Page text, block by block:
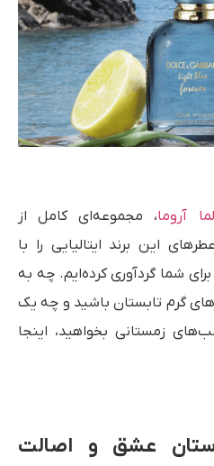
آروما، مجموعه‌ای کامل از
این برند ایتالیایی را با
شما گردآوری کرده‌ایم. چه به
گرم تابستان باشید و چه یک
زمستانی بخواهید، اینجا
عشق و اصالت